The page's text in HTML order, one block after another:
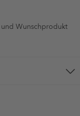
Wunschprodukt